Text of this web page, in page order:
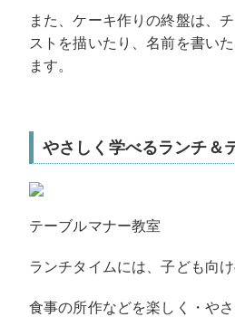
また、ケーキ作りの終盤は、
ストを描いたり、名前を書い
ます。
やさしく学べるランチ＆
テーブルマナー教室
ランチタイムには、子ども向
食事の所作などを楽しく・や